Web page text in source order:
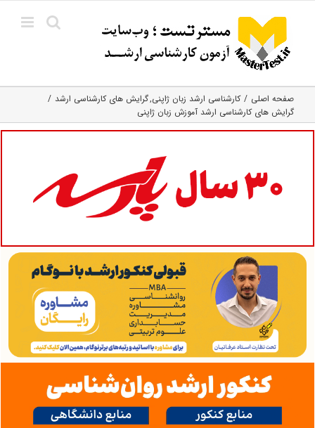
content
صفحه اصلی کارشناسی ارشد زبان ژاپنی گرایش های کارشناسی ارشد
گرایش های کارشناسی ارشد آموزش زبان ژاپنی